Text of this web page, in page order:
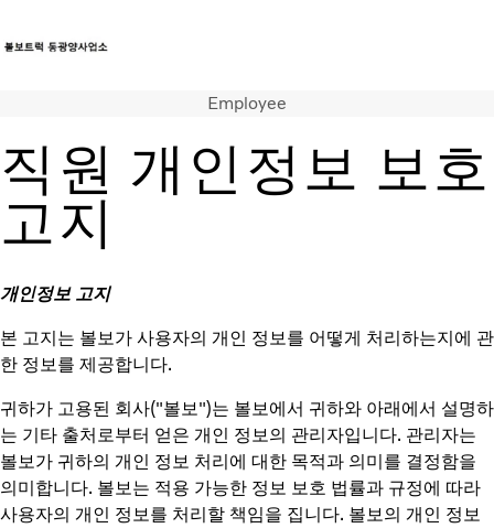
서비스
뉴스
연락처
Employee
직원 개인정보 보호
고지
개인정보 고지
본 고지는 볼보가 사용자의 개인 정보를 어떻게 처리하는지에 관
한 정보를 제공합니다.
귀하가 고용된 회사("볼보")는 볼보에서 귀하와 아래에서 설명하
는 기타 출처로부터 얻은 개인 정보의 관리자입니다. 관리자는
볼보가 귀하의 개인 정보 처리에 대한 목적과 의미를 결정함을
의미합니다. 볼보는 적용 가능한 정보 보호 법률과 규정에 따라
사용자의 개인 정보를 처리할 책임을 집니다. 볼보의 개인 정보